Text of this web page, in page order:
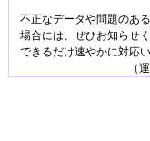
不正なデータや問題のあ
場合には、ぜひお知らせく
できるだけ速やかに対応い
（